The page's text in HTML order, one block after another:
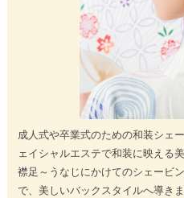
成人式や卒業式のための和装シェ
ェイシャルエステで和装に映える
襟足～うなじにかけてのシェービ
で、美しいバックスタイルへ導きま